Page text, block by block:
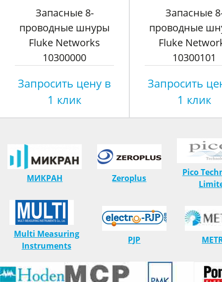
Запасные 8-
проводные шнуры
Fluke Networks
10300000
Запросить цену в
1 клик
Запасные
проводные
Fluke
10300101
Запросить
1 клик
МИКРАН Zeroplus
Pico
Multi Measuring
Instruments
PJP